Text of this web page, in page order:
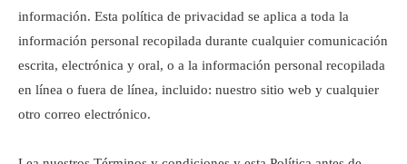
información. Esta política de privacidad se aplica a toda la
información personal recopilada durante cualquier comunicación
escrita, electrónica y oral, o a la información personal recopilada
en línea o fuera de línea, incluido: nuestro sitio web y cualquier
otro correo electrónico.